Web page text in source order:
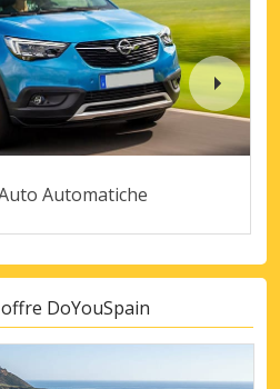
Automatiche
DoYouSpain